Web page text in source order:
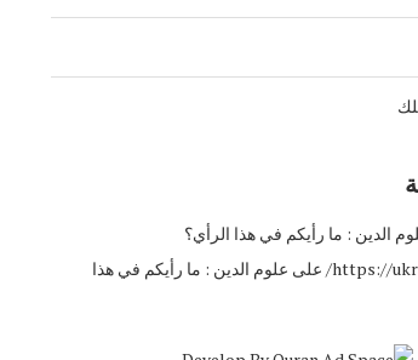
الدين : ما رأيكم في هذا الرأي؟
https:// على علوم الدين : ما رأيكم في هذا